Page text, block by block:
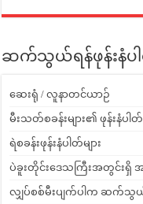
ဆက်သွယ်ရန်ဖုန်းနံပါ
ဆေးရုံ / လူနာတင်ယာဉ်
မီးသတ်စခန်းများ၏ ဖုန်းနံပါတ်
ရဲစခန်းဖုန်းနံပါတ်များ
ပဲခူးတိုင်းဒေသကြီးအတွင်းရှိ အ
လျှပ်စစ်မီးပျက်ပါက ဆက်သွယ်